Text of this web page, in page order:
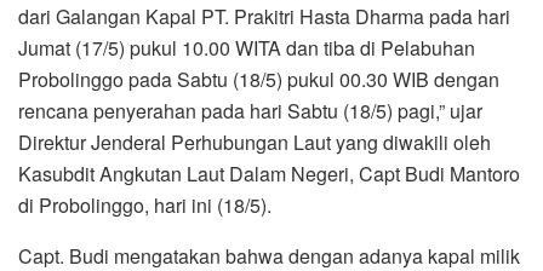
dari Galangan Kapal PT. Prakitri Hasta Dharma pada hari
Jumat (17/5) pukul 10.00 WITA dan tiba di Pelabuhan
Probolinggo pada Sabtu (18/5) pukul 00.30 WIB dengan
rencana penyerahan pada hari Sabtu (18/5) pagi,” ujar
Direktur Jenderal Perhubungan Laut yang diwakili oleh
Kasubdit Angkutan Laut Dalam Negeri, Capt Budi Mantoro
di Probolinggo, hari ini (18/5).
Capt. Budi mengatakan bahwa dengan adanya kapal milik